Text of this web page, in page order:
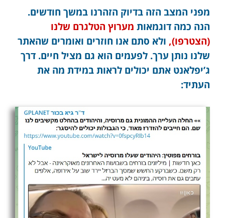
מפני המצב הזה בדיוק הזהרנו במשך חודשים.
הנה כמה דוגמאות מערוץ הטלגרם שלנו
(הצטרפו), ולא סתם אנו חוזרים ואומרים שהאתר
שלנו נותן ערך. לפעמים הוא גם מציל חיים. דרך
ג’יפלאנט אתם יכולים לראות במידת מה את
העתיד: